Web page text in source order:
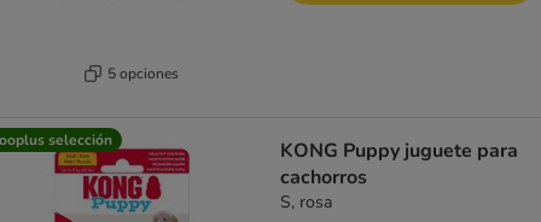
5 opciones
selección
KONG Puppy juguete para
cachorros
S, rosa